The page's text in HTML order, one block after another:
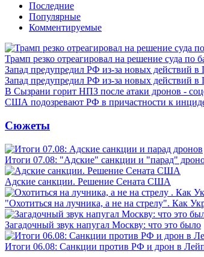
Последние
Популярные
Комментируемые
Трамп резко отреагировал на решение суда по
Запад предупредил РФ из-за новых действий в
Запад предупредил РФ из-за новых действий в
В Сызрани горит НПЗ после атаки дронов -
США подозревают РФ в причастности к
Сюжеты
Итоги 07.08: "Адские" санкции и "парад"
Адские санкции. Решение Сената США
"Охотиться на лучника, а не на стрелу". Как
Загадочный звук напугал Москву: что это было
Итоги 06.08: Санкции против РФ и дрон в